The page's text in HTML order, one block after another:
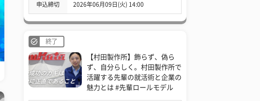
申込締切 2026年06月09日(火) 14:00
終了
【村田製作所】飾らず、偽ら
ず、自分らしく。村田製作所で
活躍する先輩の就活術と企業の
魅力とは #先輩ロールモデル